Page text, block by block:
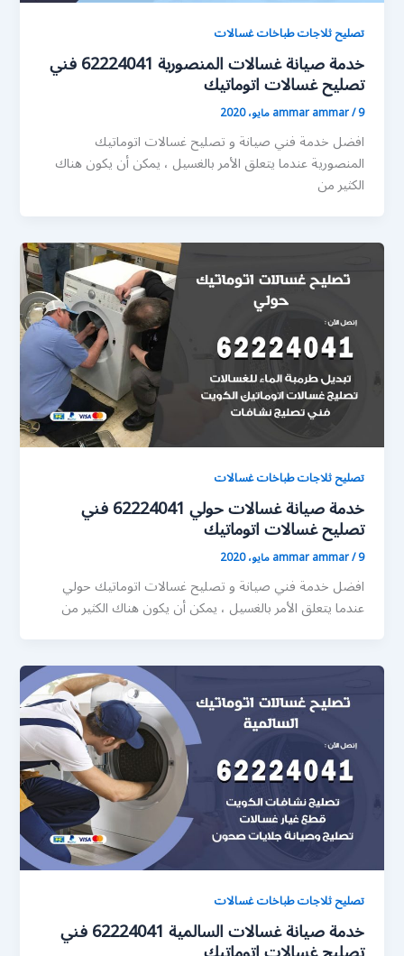
تصليح ثلاجات طباخات غسالات
خدمة صيانة غسالات المنصورية 62224041 فني
تصليح غسالات اتوماتيك
ammar ammar/9 مايو، 2020
افضل خدمة فني صيانة و تصليح غسالات اتوماتيك
المنصورية عندما يتعلق الأمر بالغسيل ، يمكن أن يكون هناك
الكثير من
تصليح ثلاجات طباخات غسالات
خدمة صيانة غسالات حولي 62224041 فني
تصليح غسالات اتوماتيك
ammar ammar/9 مايو، 2020
افضل خدمة فني صيانة و تصليح غسالات اتوماتيك حولي
عندما يتعلق الأمر بالغسيل ، يمكن أن يكون هناك الكثير من
تصليح ثلاجات طباخات غسالات
خدمة صيانة غسالات السالمية 62224041 فني